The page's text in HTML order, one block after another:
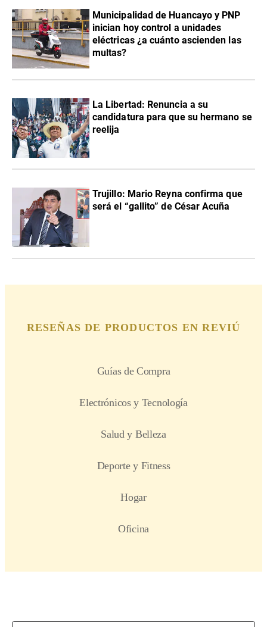
Municipalidad de Huancayo y PNP
inician hoy control a unidades
eléctricas ¿a cuánto ascienden las
multas?
La Libertad: Renuncia a su
candidatura para que su hermano se
reelija
Trujillo: Mario Reyna confirma que
será el “gallito” de César Acuña